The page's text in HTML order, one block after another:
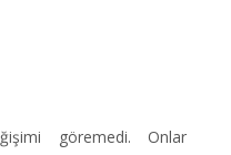
göremedi. Onlar